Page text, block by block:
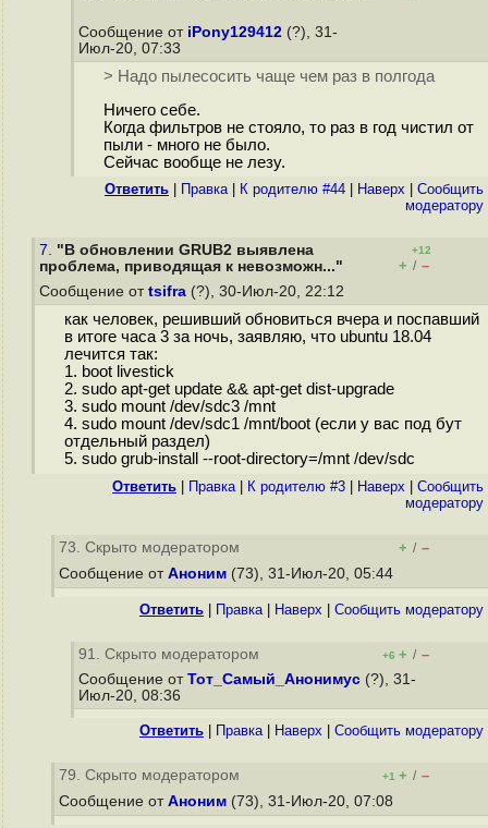
Сообщение от iPony129412 (?), 31-
Июл-20, 07:33
> Надо пылесосить чаще чем раз в полгода
Ничего себе.
Когда фильтров не стояло, то раз в год чистил от
пыли - много не было.
Сейчас вообще не лезу.
Ответить Правка| К родителю #44 Наверх
Cообщить
модератору
7. "В обновлении GRUB2 выявлена
проблема, приводящая к невозможн..."
+12
+ / –
Сообщение от tsifra (?), 30-Июл-20, 22:12
как человек, решивший обновиться вчера и поспавший
в итоге часа 3 за ночь, заявляю, что ubuntu 18.04
лечится так:
1. boot livestick
2. sudo apt-get update && apt-get dist-upgrade
3. sudo mount /dev/sdс3 /mnt
4. sudo mount /dev/sdс1 /mnt/boot (если у вас под бут
отдельный раздел)
5. sudo grub-install --root-directory=/mnt /dev/sdc
Ответить Правка| К родителю #3 Наверх
Cообщить
модератору
73. Скрыто модератором + / –
Сообщение от Аноним (73), 31-Июл-20, 05:44
Ответить Правка| Наверх Cообщить модератору
91. Скрыто модератором +6 + / –
Сообщение от Тот_Самый_Анонимус (?), 31-
Июл-20, 08:36
Ответить Правка| Наверх Cообщить модератору
79. Скрыто модератором +1 + / –
Сообщение от Аноним (73), 31-Июл-20, 07:08